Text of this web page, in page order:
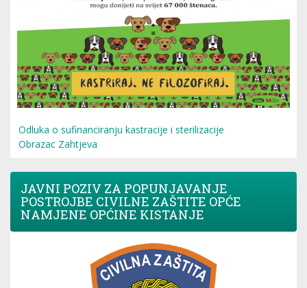
Odluka o sufinanciranju kastracije i sterilizacije
Obrazac Zahtjeva
JAVNI POZIV ZA POPUNJAVANJE
POSTROJBE CIVILNE ZAŠTITE OPĆE
NAMJENE OPĆINE KISTANJE